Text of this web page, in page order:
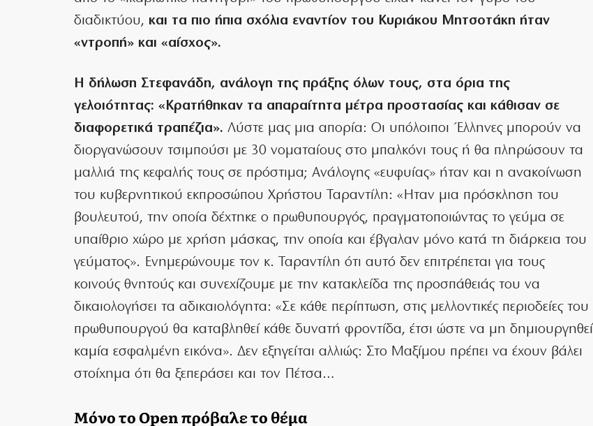
διαδικτύου, και τα πιο ήπια σχόλια εναντίον του Κυριάκου Μητσοτάκη ήταν
«ντροπή» και «αίσχος».
Η δήλωση Στεφανάδη, ανάλογη της πράξης όλων τους, στα όρια της
γελοιότητας: «Κρατήθηκαν τα απαραίτητα μέτρα προστασίας και κάθισαν σε
διαφορετικά τραπέζια». Λύστε μας μια απορία: Οι υπόλοιποι Έλληνες μπορούν να
διοργανώσουν τσιμπούσι με 30 νοματαίους στο μπαλκόνι τους ή θα πληρώσουν τα
μαλλιά της κεφαλής τους σε πρόστιμα; Ανάλογης «ευφυίας» ήταν και η ανακοίνωση
του κυβερνητικού εκπροσώπου Χρήστου Ταραντίλη: «Ηταν μια πρόσκληση του
βουλευτού, την οποία δέχτηκε ο πρωθυπουργός, πραγματοποιώντας το γεύμα σε
υπαίθριο χώρο με χρήση μάσκας, την οποία και έβγαλαν μόνο κατά τη διάρκεια του
γεύματος». Ενημερώνουμε τον κ. Ταραντίλη ότι αυτό δεν επιτρέπεται για τους
κοινούς θνητούς και συνεχίζουμε με την κατακλείδα της προσπάθειάς του να
δικαιολογήσει τα αδικαιολόγητα: «Σε κάθε περίπτωση, στις μελλοντικές περιοδείες του
πρωθυπουργού θα καταβληθεί κάθε δυνατή φροντίδα, έτσι ώστε να μη δημιουργηθεί
καμία εσφαλμένη εικόνα». Δεν εξηγείται αλλιώς: Στο Μαξίμου πρέπει να έχουν βάλει
στοίχημα ότι θα ξεπεράσει και τον Πέτσα…
Μόνο το Open πρόβαλε το θέμα